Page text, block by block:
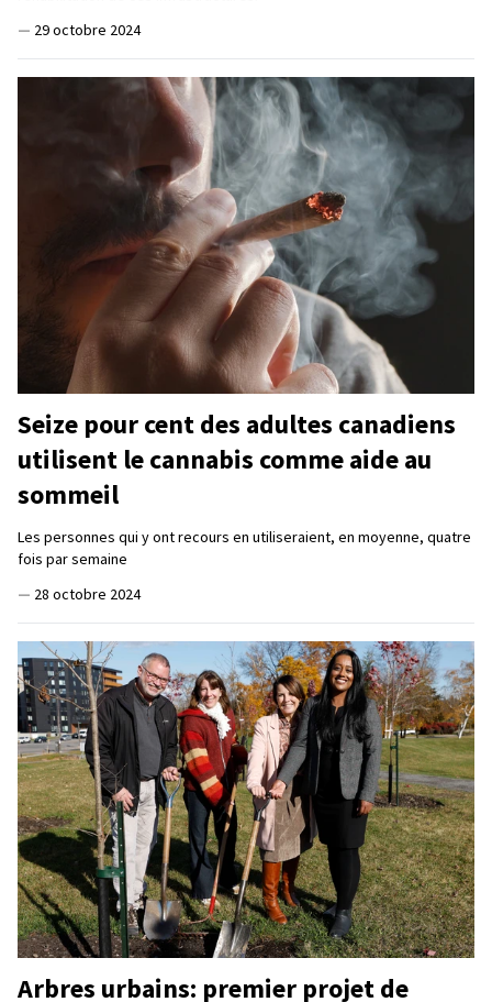
— 29 octobre 2024
Seize pour cent des adultes canadiens
utilisent le cannabis comme aide au
sommeil
Les personnes qui y ont recours en utiliseraient, en moyenne, quatre
fois par semaine
— 28 octobre 2024
Arbres urbains: premier projet de